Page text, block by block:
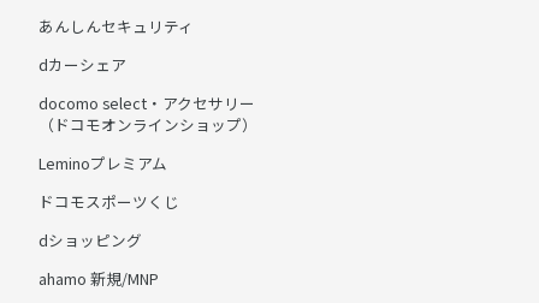
あんしんセキュリティ
dカーシェア
docomo select・アクセサリー
（ドコモオンラインショップ）
Leminoプレミアム
ドコモスポーツくじ
dショッピング
ahamo 新規/MNP